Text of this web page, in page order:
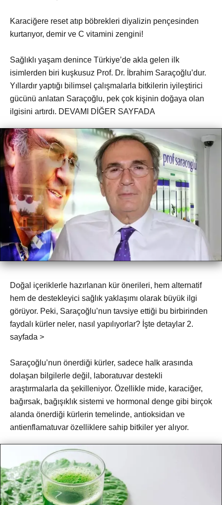
Karaciğere reset atıp böbrekleri diyalizin pençesinden
kurtarıyor, demir ve C vitamini zengini!
Sağlıklı yaşam denince Türkiye’de akla gelen ilk
isimlerden biri kuşkusuz Prof. Dr. İbrahim Saraçoğlu’dur.
Yıllardır yaptığı bilimsel çalışmalarla bitkilerin iyileştirici
gücünü anlatan Saraçoğlu, pek çok kişinin doğaya olan
ilgisini artırdı. DEVAMI DİĞER SAYFADA
Doğal içeriklerle hazırlanan kür önerileri, hem alternatif
hem de destekleyici sağlık yaklaşımı olarak büyük ilgi
görüyor. Peki, Saraçoğlu’nun tavsiye ettiği bu birbirinden
faydalı kürler neler, nasıl yapılıyorlar? İşte detaylar 2.
sayfada >
Saraçoğlu’nun önerdiği kürler, sadece halk arasında
dolaşan bilgilerle değil, laboratuvar destekli
araştırmalarla da şekilleniyor. Özellikle mide, karaciğer,
bağırsak, bağışıklık sistemi ve hormonal denge gibi birçok
alanda önerdiği kürlerin temelinde, antioksidan ve
antienflamatuvar özelliklere sahip bitkiler yer alıyor.